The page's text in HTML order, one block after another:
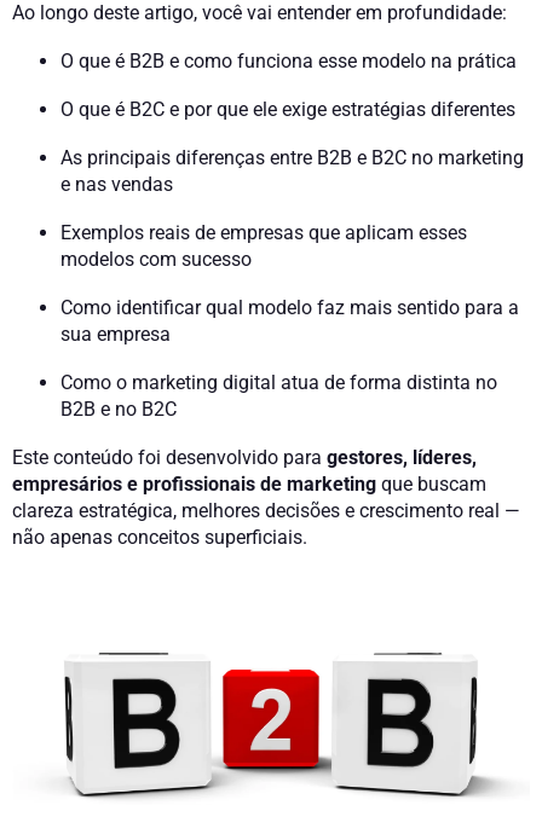
Ao longo deste artigo, você vai entender em profundidade:
O que é B2B e como funciona esse modelo na prática
O que é B2C e por que ele exige estratégias diferentes
As principais diferenças entre B2B e B2C no marketing
e nas vendas
Exemplos reais de empresas que aplicam esses
modelos com sucesso
Como identificar qual modelo faz mais sentido para a
sua empresa
Como o marketing digital atua de forma distinta no
B2B e no B2C
Este conteúdo foi desenvolvido para gestores, líderes,
empresários e profissionais de marketing que buscam
clareza estratégica, melhores decisões e crescimento real —
não apenas conceitos superficiais.